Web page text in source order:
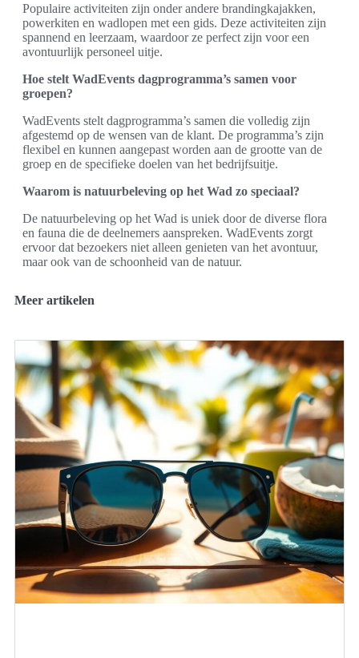
Populaire activiteiten zijn onder andere brandingkajakken,
powerkiten en wadlopen met een gids. Deze activiteiten zijn
spannend en leerzaam, waardoor ze perfect zijn voor een
avontuurlijk personeel uitje.
Hoe stelt WadEvents dagprogramma’s samen voor
groepen?
WadEvents stelt dagprogramma’s samen die volledig zijn
afgestemd op de wensen van de klant. De programma’s zijn
flexibel en kunnen aangepast worden aan de grootte van de
groep en de specifieke doelen van het bedrijfsuitje.
Waarom is natuurbeleving op het Wad zo speciaal?
De natuurbeleving op het Wad is uniek door de diverse flora
en fauna die de deelnemers aanspreken. WadEvents zorgt
ervoor dat bezoekers niet alleen genieten van het avontuur,
maar ook van de schoonheid van de natuur.
Meer artikelen